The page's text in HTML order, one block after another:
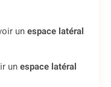
unespace latéral
unespace latéral